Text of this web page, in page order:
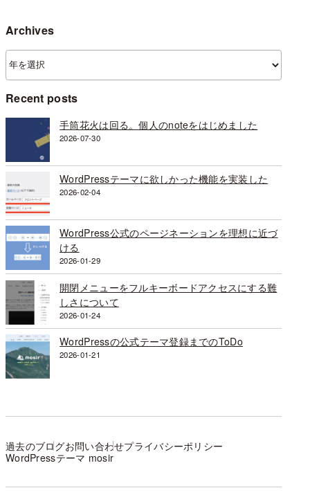
Archives
ア
ー
イ
ブ
Recent posts
手筒花火は回る。個人のnoteをはじめました
2026-07-30
WordPressテーマに欲しかった機能を実装した
2026-02-04
WordPress公式のページネーションを理想に近づ
ける
2026-01-29
開閉メニューをフルキーボードアクセスにする難
しさについて
2026-01-24
WordPressの公式テーマ登録までのToDo
2026-01-21
過去のブログお問い合わせプライバシーポリシー
WordPressテーマ mosir